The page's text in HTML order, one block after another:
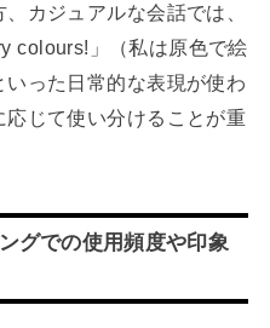
カジュアルな会話では、
colours!」（私は原色で絵
った日常的な表現が使わ
じて使い分けることが重
グでの使用頻度や印象